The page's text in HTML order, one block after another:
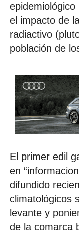
el impacto de
radiactivo
población de
El primer edil
en
difundido
climatológicos
levante y
de la comarca